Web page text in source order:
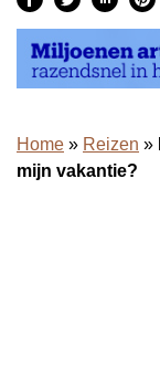
Home » Reizen »
mijn vakantie?